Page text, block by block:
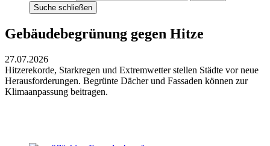
Suche schließen
Gebäudebegrünung gegen Hitze
27.07.2026
Hitzerekorde, Starkregen und Extremwetter stellen Städte vor neue
Herausforderungen. Begrünte Dächer und Fassaden können zur
Klimaanpassung beitragen.